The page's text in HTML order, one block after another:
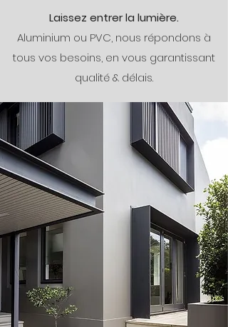
Laissez entrer la lumière.
Aluminium ou PVC, nous répondons à
tous vos besoins, en vous garantissant
qualité & délais.